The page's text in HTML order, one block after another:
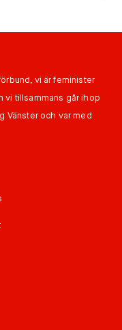
vi är feminister
vi tillsammans går ihop
Vänster och var med